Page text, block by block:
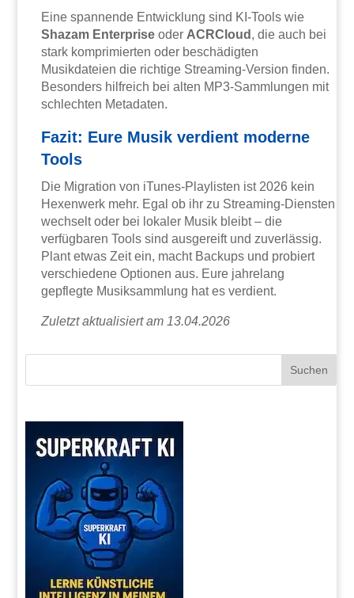
Eine spannende Entwicklung sind KI-Tools wie
Shazam Enterprise oder ACRCloud , die auch bei
stark komprimierten oder beschädigten
Musikdateien die richtige Streaming-Version finden.
Besonders hilfreich bei alten MP3-Sammlungen mit
schlechten Metadaten.
Fazit: Eure Musik verdient moderne
Tools
Die Migration von iTunes-Playlisten ist 2026 kein
Hexenwerk mehr. Egal ob ihr zu Streaming-Diensten
wechselt oder bei lokaler Musik bleibt – die
verfügbaren Tools sind ausgereift und zuverlässig.
Plant etwas Zeit ein, macht Backups und probiert
verschiedene Optionen aus. Eure jahrelang
gepflegte Musiksammlung hat es verdient.
Zuletzt aktualisiert am 13.04.2026